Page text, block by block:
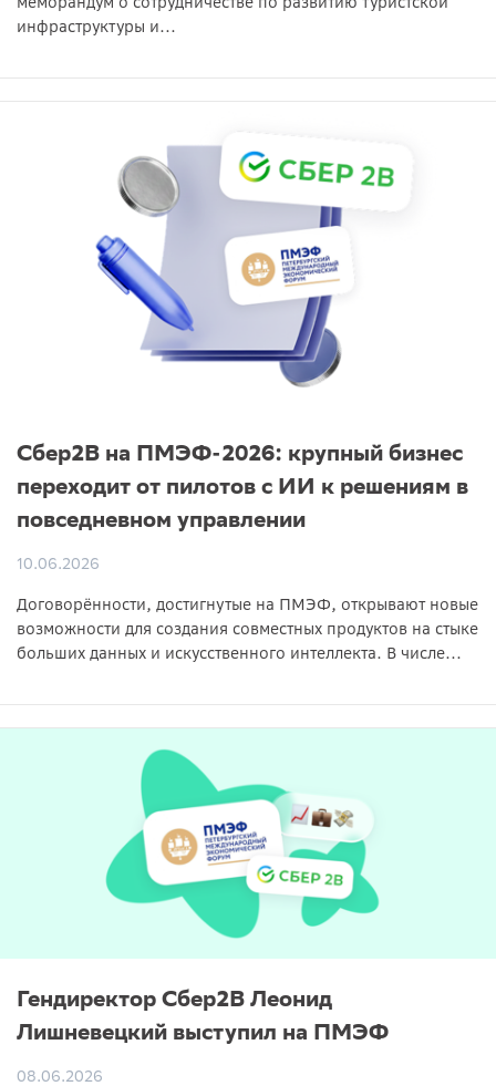
инфраструктуры и...
Сбер2B на ПМЭФ-2026: крупный бизнес
переходит от пилотов с ИИ к решениям в
повседневном управлении
10.06.2026
Договорённости, достигнутые на ПМЭФ, открывают новые
возможности для создания совместных продуктов на стыке
больших данных и искусственного интеллекта. В числе...
Гендиректор Сбер2B Леонид
Лишневецкий выступил на ПМЭФ
08.06.2026